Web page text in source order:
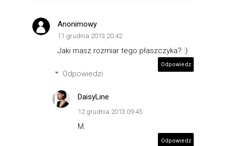
Anonimowy
11 grudnia 2013 20:42
Jaki masz rozmiar tego płaszczyka? :)
Odpowiedz
Odpowiedzi
DaisyLine
12 grudnia 2013 09:45
M.
Odpowiedz